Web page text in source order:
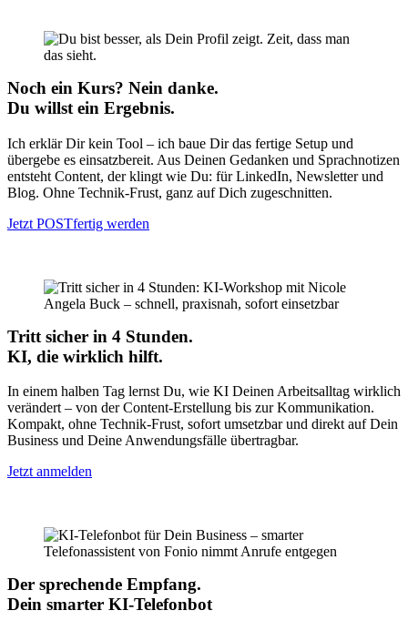
Noch ein Kurs? Nein danke.
Du willst ein Ergebnis.
Ich erklär Dir kein Tool – ich baue Dir das fertige Setup und
übergebe es einsatzbereit. Aus Deinen Gedanken und Sprachnotizen
entsteht Content, der klingt wie Du: für LinkedIn, Newsletter und
Blog. Ohne Technik-Frust, ganz auf Dich zugeschnitten.
Jetzt POSTfertig werden
Tritt sicher in 4 Stunden.
KI, die wirklich hilft.
In einem halben Tag lernst Du, wie KI Deinen Arbeitsalltag wirklich
verändert – von der Content-Erstellung bis zur Kommunikation.
Kompakt, ohne Technik-Frust, sofort umsetzbar und direkt auf Dein
Business und Deine Anwendungsfälle übertragbar.
Jetzt anmelden
Der sprechende Empfang.
Dein smarter KI-Telefonbot